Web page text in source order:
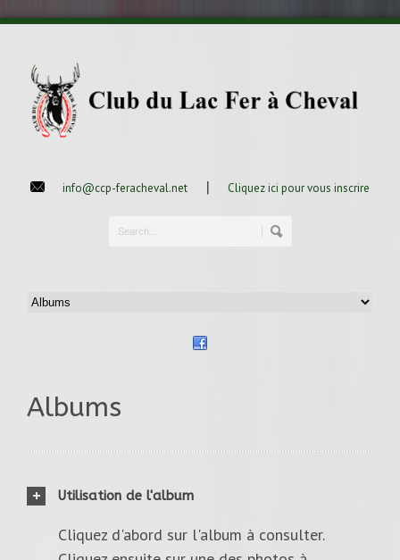
info@ccp-feracheval.net | Cliquez ici pour vous inscrire
Albums
Utilisation de l'album
Cliquez d'abord sur l'album à consulter.